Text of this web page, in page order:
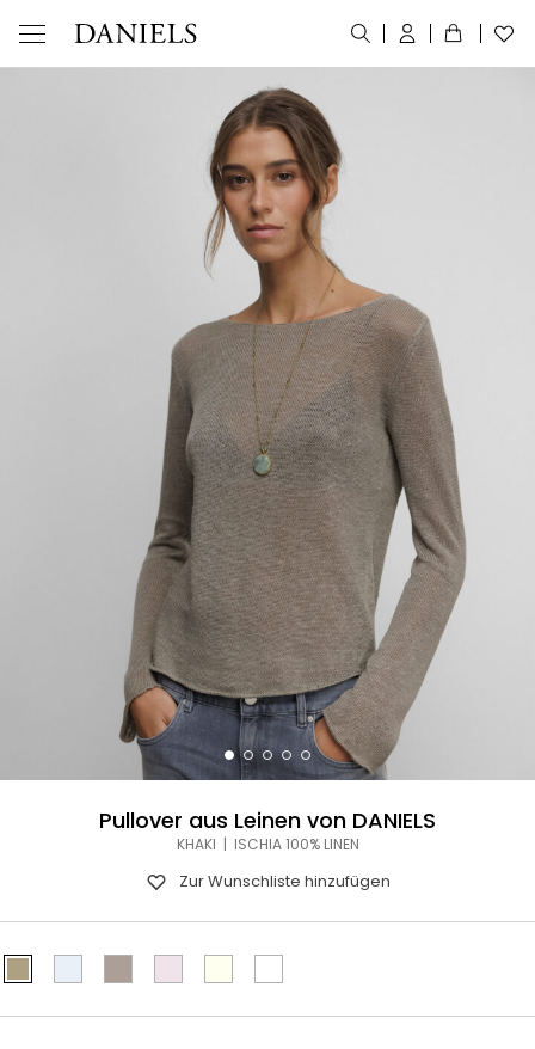
Pullover aus Leinen von DANIELS
KHAKI | ISCHIA 100% LINEN
Zur Wunschliste hinzufügen